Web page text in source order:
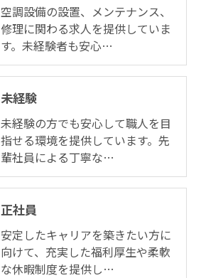
空調設備の設置、メンテナンス、
修理に関わる求人を提供していま
す。未経験者も安心…
未経験
未経験の方でも安心して職人を目
指せる環境を提供しています。先
輩社員による丁寧な…
正社員
安定したキャリアを築きたい方に
向けて、充実した福利厚生や柔軟
な休暇制度を提供し…